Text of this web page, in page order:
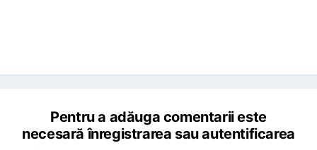
Pentru a adăuga comentarii este
necesară înregistrarea sau autentificarea